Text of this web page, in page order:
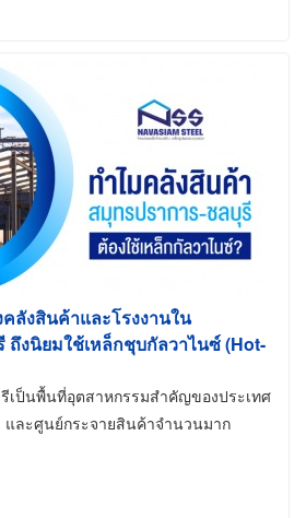
ลังสินค้าและโรงงานใน
ถึงนิยมใช้เหล็กชุบกัลวาไนซ์ (Hot-
เป็นพื้นที่อุตสาหกรรมสำคัญของประเทศ
และศูนย์กระจายสินค้าจำนวนมาก